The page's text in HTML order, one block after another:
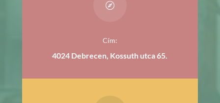

Cím:
4024 Debrecen, Kossuth utca 65.